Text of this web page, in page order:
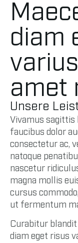
diam
amet
Unsere
Vivamus sagittis
faucibus dolor
consectetur ac,
natoque
nascetur
magna mollis
cursus
ut fermentum
Curabitur
diam eget risus